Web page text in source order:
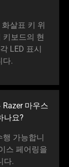
살표 키 위
키보드의 현
LED 표시
다.
Razer 마우스
나요?
가능합니
스 페어링을
다.